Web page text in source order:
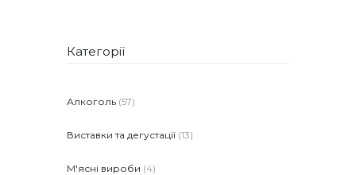
Категорії
Алкоголь (57)
Виставки та дегустації (13)
М'ясні вироби (4)